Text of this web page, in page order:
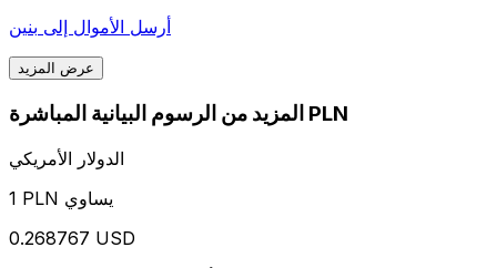
أرسل الأموال إلى بنين
عرض المزيد
المزيد من الرسوم البيانية المباشرة PLN
الدولار الأمريكي
1 PLN يساوي
0.268767 USD